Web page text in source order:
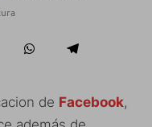
de Facebook,